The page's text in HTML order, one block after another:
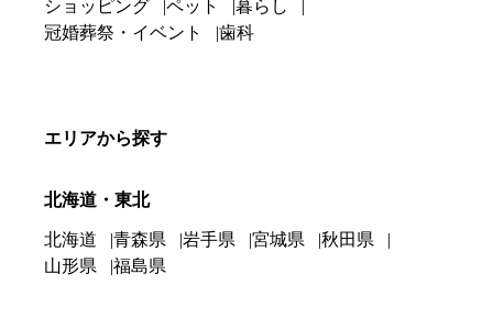
ショッピング
ペット
暮らし
冠婚葬祭・イベント
歯科
エリアから探す
北海道・東北
北海道 青森県 岩手県 宮城県
秋田県
山形県
福島県